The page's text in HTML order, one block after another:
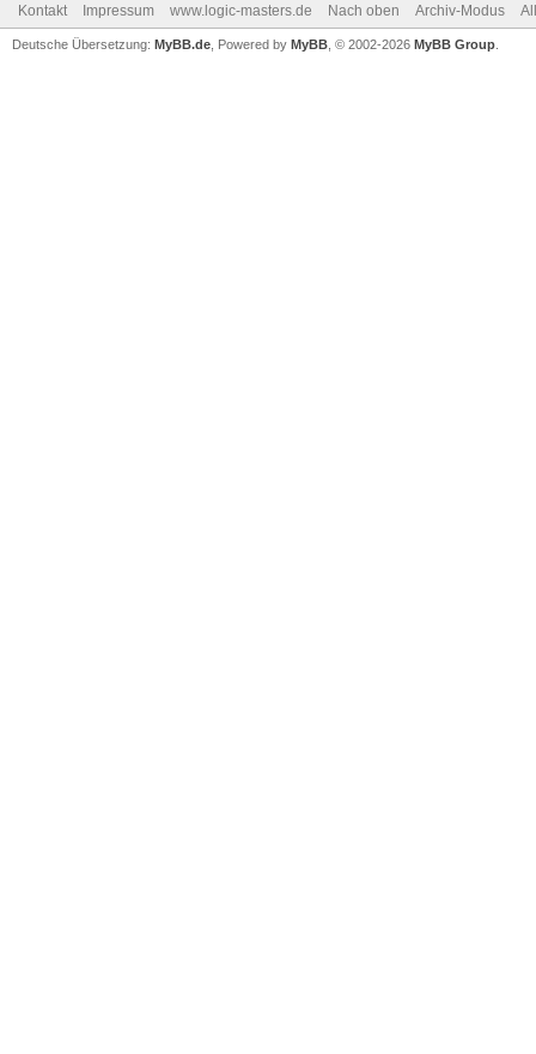
Kontakt Impressum www.logic-masters.de Nach oben Archiv-Modus
Deutsche Übersetzung: MyBB.de , Powered by MyBB , © 2002-2026 MyBB Group